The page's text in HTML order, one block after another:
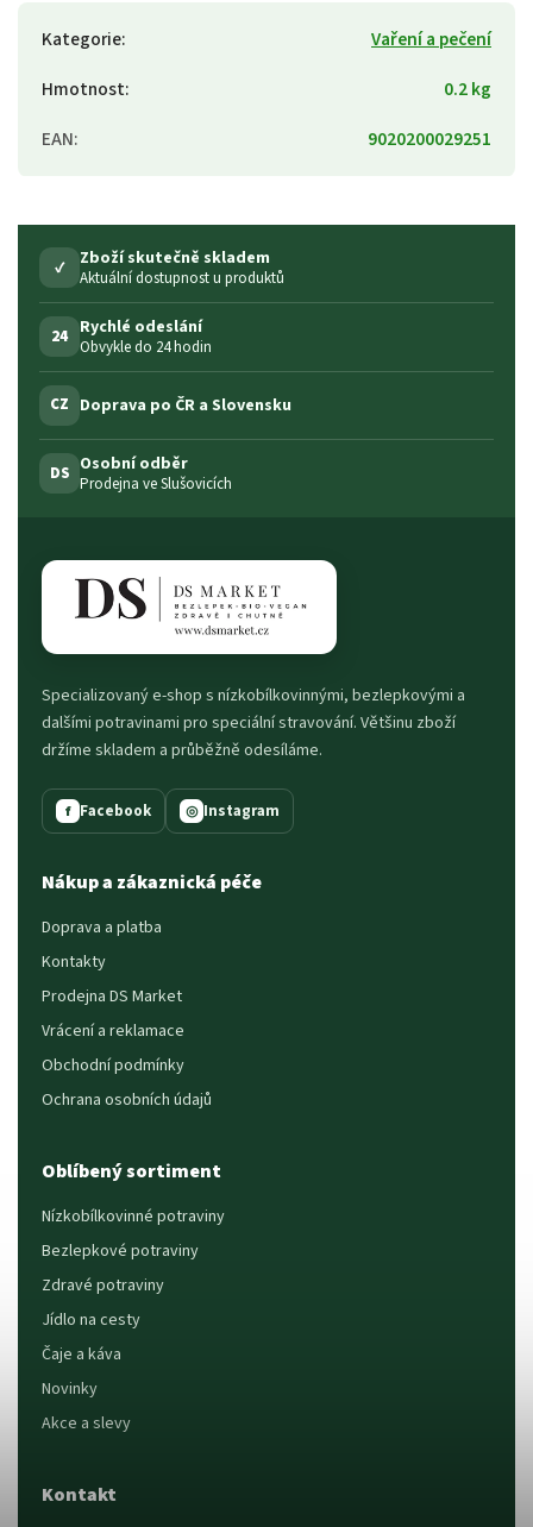
Kategorie:
Vaření a pečení
Hmotnost:
0.2 kg
EAN: 9020200029251
✓ Zboží skutečně skladem
Aktuální dostupnost u produktů
24 Rychlé odeslání
Obvykle do 24 hodin
CZ Doprava po ČR a Slovensku
DS Osobní odběr
Prodejna ve Slušovicích
Specializovaný e-shop s nízkobílkovinnými, bezlepkovými a
dalšími potravinami pro speciální stravování. Většinu zboží
držíme skladem a průběžně odesíláme.
f Facebook ◎ Instagram
Nákup a zákaznická péče
Doprava a platba
Kontakty
Prodejna DS Market
Vrácení a reklamace
Obchodní podmínky
Ochrana osobních údajů
Oblíbený sortiment
Nízkobílkovinné potraviny
Bezlepkové potraviny
Zdravé potraviny
Jídlo na cesty
Čaje a káva
Novinky
Akce a slevy
Kontakt